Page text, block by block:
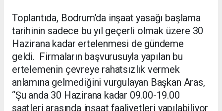
Toplantıda, Bodrum’da inşaat yasağı başlama
tarihinin sadece bu yıl geçerli olmak üzere 30
Hazirana kadar ertelenmesi de gündeme
geldi. Firmaların başvurusuyla yapılan bu
ertelemenin çevreye rahatsızlık vermek
anlamına gelmediğini vurgulayan Başkan Aras,
“Şu anda 30 Hazirana kadar 09.00-19.00
saatleri arasında inşaat faaliyetleri yapılabiliyor